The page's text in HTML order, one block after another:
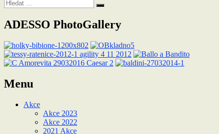
Hledat:
Hledání
ADESSO PhotoGallery
Menu
Akce
Akce 2023
Akce 2022
2021 Akce